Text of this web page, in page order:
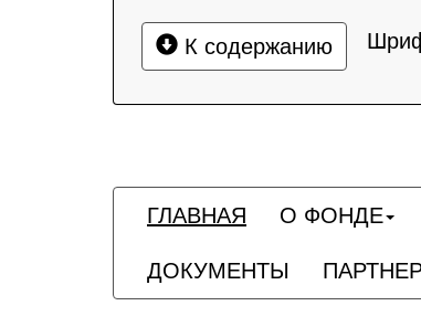
К содержанию
ГЛАВНАЯ О ФОНДЕ
ДОКУМЕНТЫ